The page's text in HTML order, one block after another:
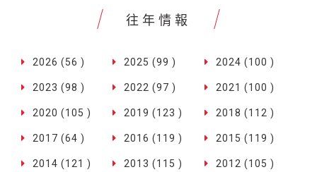
往年情報
2026 (56 ) 2025 (99 ) 2024 (100 )
2023 (98 ) 2022 (97 ) 2021 (100 )
2020 (105 ) 2019 (123 ) 2018 (112 )
2017 (64 ) 2016 (119 ) 2015 (119 )
2014 (121 ) 2013 (115 ) 2012 (105 )